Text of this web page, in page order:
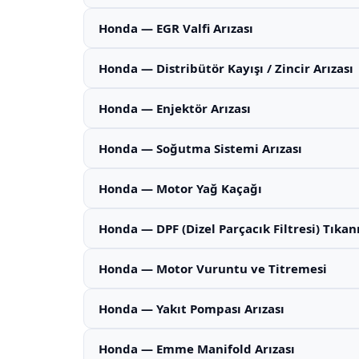
Honda — EGR Valfi Arızası
Honda — Distribütör Kayışı / Zincir Arızası
Honda — Enjektör Arızası
Honda — Soğutma Sistemi Arızası
Honda — Motor Yağ Kaçağı
Honda — DPF (Dizel Parçacık Filtresi)
Honda — Motor Vuruntu ve Titremesi
Honda — Yakıt Pompası Arızası
Honda — Emme Manifold Arızası